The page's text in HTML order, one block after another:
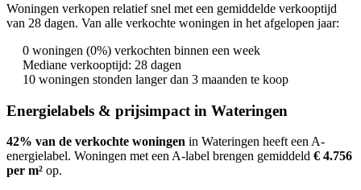
Woningen verkopen relatief snel met een gemiddelde verkooptijd
van 28 dagen. Van alle verkochte woningen in het afgelopen jaar:
0 woningen (0%) verkochten binnen een week
Mediane verkooptijd: 28 dagen
10 woningen stonden langer dan 3 maanden te koop
Energielabels & prijsimpact in Wateringen
42% van de verkochte woningen in Wateringen heeft een A-
energielabel. Woningen met een A-label brengen gemiddeld € 4.756
per m² op.